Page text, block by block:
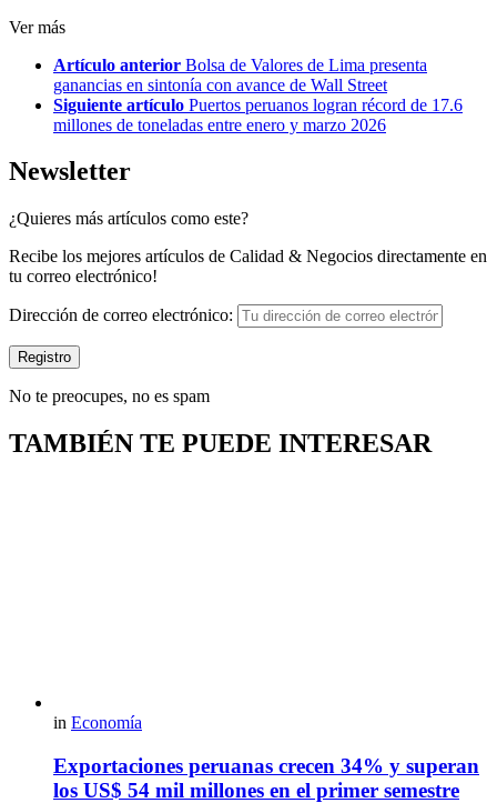
Ver más
Artículo anterior Bolsa de Valores de Lima presenta
ganancias en sintonía con avance de Wall Street
Siguiente artículo Puertos peruanos logran récord de 17.6
millones de toneladas entre enero y marzo 2026
Newsletter
¿Quieres más artículos como este?
Recibe los mejores artículos de Calidad & Negocios directamente en
tu correo electrónico!
Dirección de correo electrónico:
No te preocupes, no es spam
TAMBIÉN TE PUEDE INTERESAR
in Economía
Exportaciones peruanas crecen 34% y superan
los US$ 54 mil millones en el primer semestre